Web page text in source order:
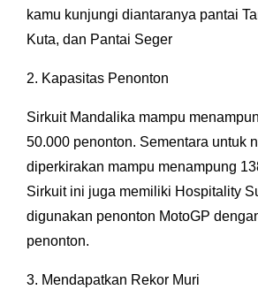
kamu kunjungi diantaranya pantai
Kuta, dan Pantai Seger
2. Kapasitas Penonton
Sirkuit Mandalika mampu
50.000 penonton. Sementara untuk
diperkirakan mampu menampung
Sirkuit ini juga memiliki Hospitality
digunakan penonton MotoGP
penonton.
3. Mendapatkan Rekor Muri